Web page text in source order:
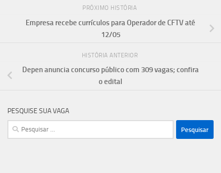
PRÓXIMO HISTÓRIA
Empresa recebe currículos para Operador de CFTV até
12/05
HISTÓRIA ANTERIOR
Depen anuncia concurso público com 309 vagas; confira
o edital
PESQUISE SUA VAGA
Pesquisar
por: